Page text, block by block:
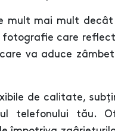
mult mai mult decât
fotografie care
va aduce
de calitate,
telefonului tău.